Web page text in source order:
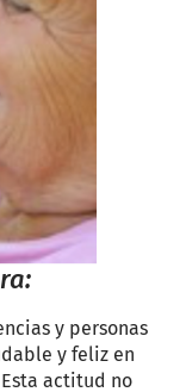
y personas
y feliz en
actitud no